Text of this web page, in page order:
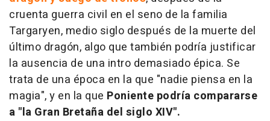
cruenta guerra civil en el seno de la familia
Targaryen, medio siglo después de la muerte del
último dragón, algo que también podría justificar
la ausencia de una intro demasiado épica. Se
trata de una época en la que "nadie piensa en la
magia", y en la que Poniente podría compararse
a "la Gran Bretaña del siglo XIV".